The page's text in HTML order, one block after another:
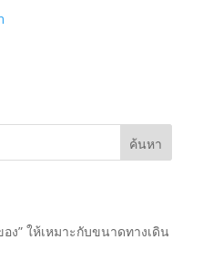
ค้นหา
ง” ให้เหมาะกับขนาดทางเดิน